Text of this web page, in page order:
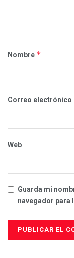
Nombre *
Correo electrónico
Web
Guarda mi
navegador para